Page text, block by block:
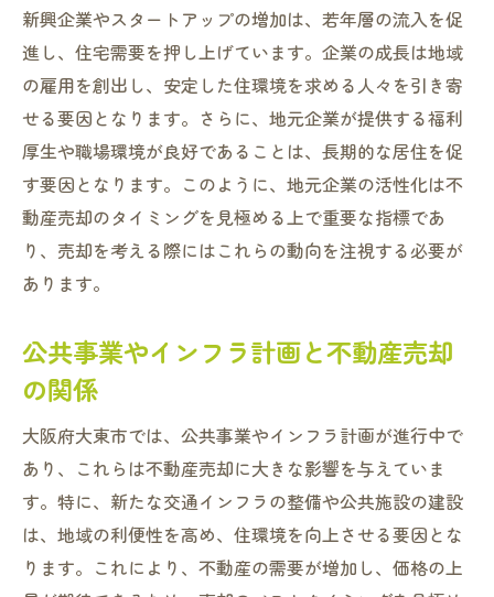
新興企業やスタートアップの増加は、若年層の流入を促
進し、住宅需要を押し上げています。企業の成長は地域
の雇用を創出し、安定した住環境を求める人々を引き寄
せる要因となります。さらに、地元企業が提供する福利
厚生や職場環境が良好であることは、長期的な居住を促
す要因となります。このように、地元企業の活性化は不
動産売却のタイミングを見極める上で重要な指標であ
り、売却を考える際にはこれらの動向を注視する必要が
あります。
公共事業やインフラ計画と不動産売却
の関係
大阪府大東市では、公共事業やインフラ計画が進行中で
あり、これらは不動産売却に大きな影響を与えていま
す。特に、新たな交通インフラの整備や公共施設の建設
は、地域の利便性を高め、住環境を向上させる要因とな
ります。これにより、不動産の需要が増加し、価格の上